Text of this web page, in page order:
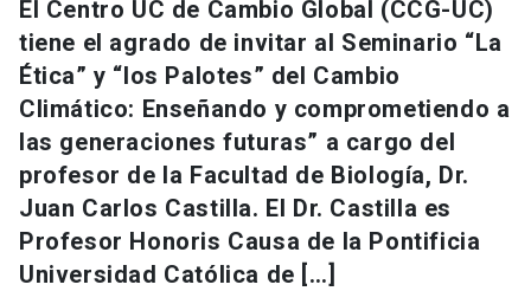
El Centro UC de Cambio Global (CCG-UC)
tiene el agrado de invitar al Seminario “La
Ética” y “los Palotes” del Cambio
Climático: Enseñando y comprometiendo a
las generaciones futuras” a cargo del
profesor de la Facultad de Biología, Dr.
Juan Carlos Castilla. El Dr. Castilla es
Profesor Honoris Causa de la Pontificia
Universidad Católica de […]